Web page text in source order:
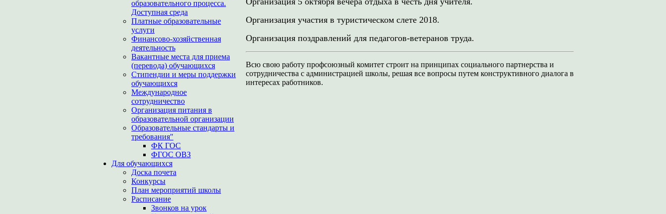
образовательного процесса.
Доступная среда
Платные образовательные
услуги
Финансово-хозяйственная
деятельность
Вакантные места для приема
(перевода) обучающихся
Стипендии и меры поддержки
обучающихся
Международное
сотрудничество
Организация питания в
образовательной организации
Образовательные стандарты и
требования"
ФК ГОС
ФГОС ОВЗ
Для обучающихся
Доска почета
Конкурсы
План мероприятий школы
Расписание
Звонков на урок
Организация участия в туристическом слете 2018.
Организация поздравлений для педагогов-ветеранов труда.
Всю свою работу профсоюзный комитет строит на принципах социального партнерства и
сотрудничества с администрацией школы, решая все вопросы путем конструктивного диалога в
интересах работников.